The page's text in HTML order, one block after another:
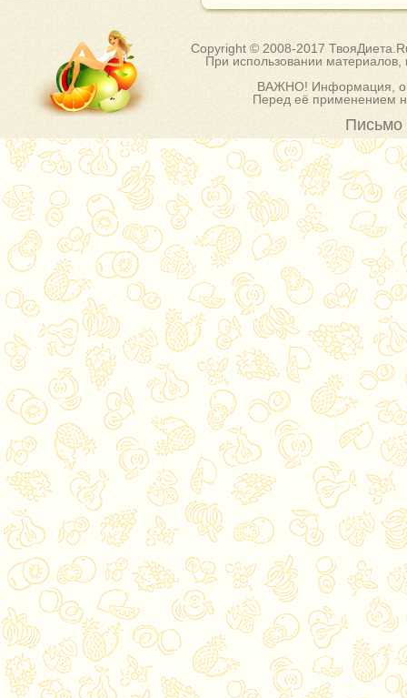
Copyright © 2008-2017
При использовании материалов,
ВАЖНО! Информация,
Перед её применением
Письмо